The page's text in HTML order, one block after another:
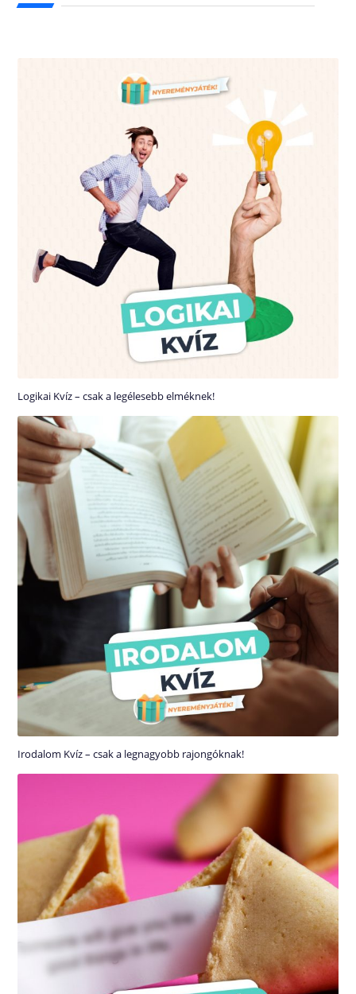
Logikai Kvíz – csak a legélesebb elméknek!
Irodalom Kvíz – csak a legnagyobb rajongóknak!